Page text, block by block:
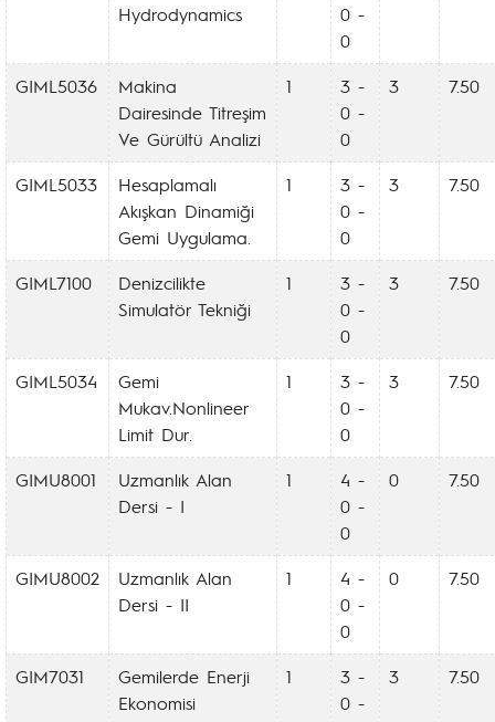
Hydrodynamics
0 -
0
GIML5036
Makina
Dairesinde Titreşim
Ve Gürültü Analizi
1
3 -
0 -
0
3 7.50
GIML5033
Hesaplamalı
Akışkan Dinamiği
Gemi Uygulama.
1
3 -
0 -
0
3 7.50
GIML7100
Denizcilikte
Simulatör Tekniği
1
3 -
0 -
0
3 7.50
GIML5034
Gemi
Mukav.Nonlineer
Limit Dur.
1
3 -
0 -
0
3 7.50
GIMU8001
Uzmanlık Alan
Dersi - I
1
4 -
0 -
0
0 7.50
GIMU8002
Uzmanlık Alan
Dersi - II
1
4 -
0 -
0
0 7.50
GIM7031
Gemilerde Enerji
Ekonomisi
1
3 -
0 -
3 7.50